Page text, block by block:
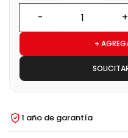
+
1 año de garantía